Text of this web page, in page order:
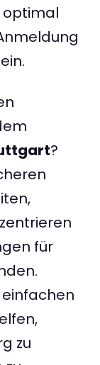
optimal
?
für
zu